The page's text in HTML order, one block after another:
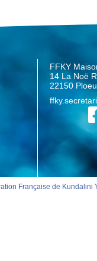
FFKY
14 La Noë
22150
Française de Kundalini